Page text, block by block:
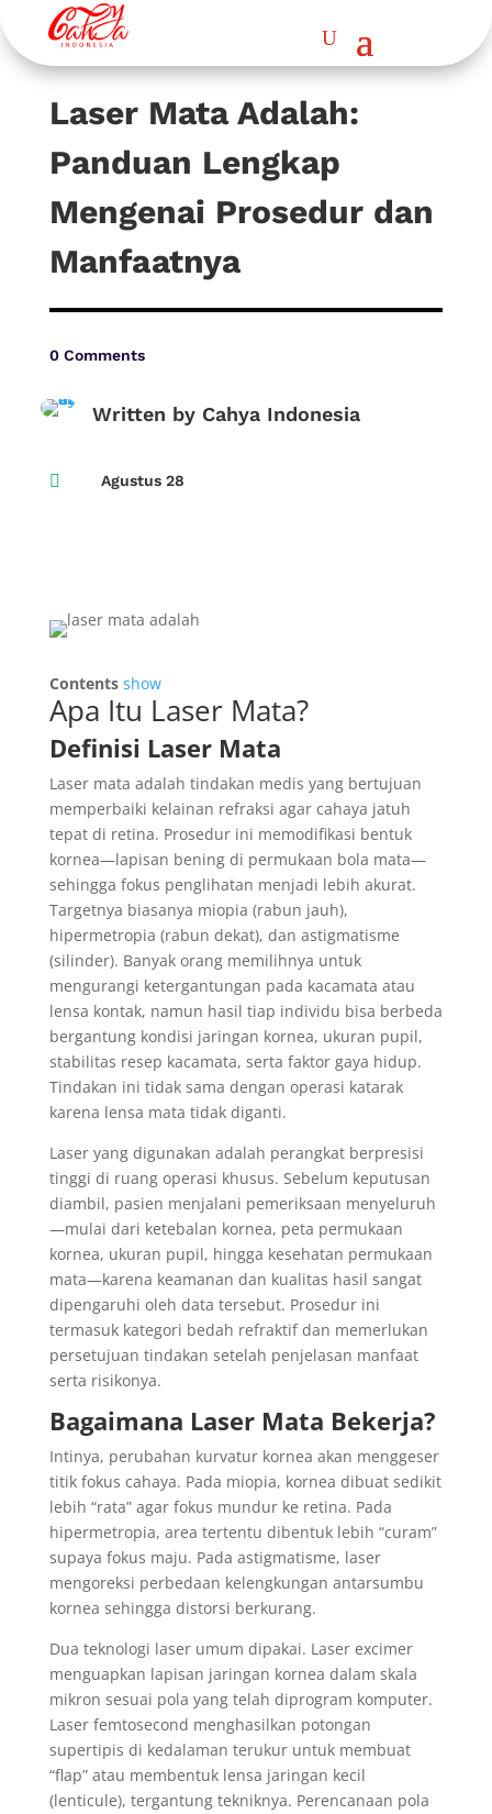
Laser Mata Adalah:
Panduan Lengkap
Mengenai Prosedur dan
Manfaatnya
0 Comments
Written by Cahya Indonesia
 Agustus 28
Contents show
Apa Itu Laser Mata?
Definisi Laser Mata
Laser mata adalah tindakan medis yang bertujuan
memperbaiki kelainan refraksi agar cahaya jatuh
tepat di retina. Prosedur ini memodifikasi bentuk
kornea—lapisan bening di permukaan bola mata—
sehingga fokus penglihatan menjadi lebih akurat.
Targetnya biasanya miopia (rabun jauh),
hipermetropia (rabun dekat), dan astigmatisme
(silinder). Banyak orang memilihnya untuk
mengurangi ketergantungan pada kacamata atau
lensa kontak, namun hasil tiap individu bisa berbeda
bergantung kondisi jaringan kornea, ukuran pupil,
stabilitas resep kacamata, serta faktor gaya hidup.
Tindakan ini tidak sama dengan operasi katarak
karena lensa mata tidak diganti.
Laser yang digunakan adalah perangkat berpresisi
tinggi di ruang operasi khusus. Sebelum keputusan
diambil, pasien menjalani pemeriksaan menyeluruh
—mulai dari ketebalan kornea, peta permukaan
kornea, ukuran pupil, hingga kesehatan permukaan
mata—karena keamanan dan kualitas hasil sangat
dipengaruhi oleh data tersebut. Prosedur ini
termasuk kategori bedah refraktif dan memerlukan
persetujuan tindakan setelah penjelasan manfaat
serta risikonya.
Bagaimana Laser Mata Bekerja?
Intinya, perubahan kurvatur kornea akan menggeser
titik fokus cahaya. Pada miopia, kornea dibuat sedikit
lebih “rata” agar fokus mundur ke retina. Pada
hipermetropia, area tertentu dibentuk lebih “curam”
supaya fokus maju. Pada astigmatisme, laser
mengoreksi perbedaan kelengkungan antarsumbu
kornea sehingga distorsi berkurang.
Dua teknologi laser umum dipakai. Laser excimer
menguapkan lapisan jaringan kornea dalam skala
mikron sesuai pola yang telah diprogram komputer.
Laser femtosecond menghasilkan potongan
supertipis di kedalaman terukur untuk membuat
“flap” atau membentuk lensa jaringan kecil
(lenticule), tergantung tekniknya. Perencanaan pola